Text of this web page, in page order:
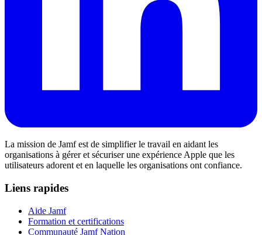
La mission de Jamf est de simplifier le travail en aidant les
organisations à gérer et sécuriser une expérience Apple que les
utilisateurs adorent et en laquelle les organisations ont confiance.
Liens rapides
Aide Jamf
Formation et certifications
Communauté Jamf Nation